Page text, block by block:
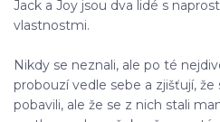
Jack a Joy jsou dva lidé s
vlastnostmi.
Nikdy se neznali, ale po té
probouzí vedle sebe a zjišťují,
pobavili, ale že se z nich stali